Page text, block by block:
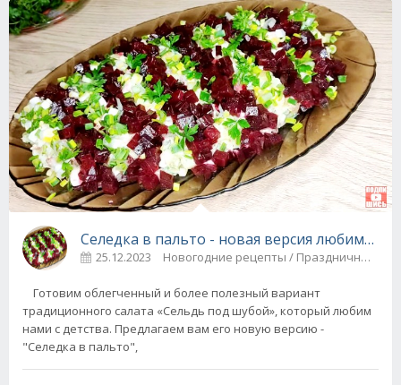
Селедка в пальто - новая версия любимого
25.12.2023 Новогодние рецепты / Праздничные
Готовим облегченный и более полезный вариант
традиционного салата «Сельдь под шубой», который любим
нами с детства. Предлагаем вам его новую версию -
"Селедка в пальто",